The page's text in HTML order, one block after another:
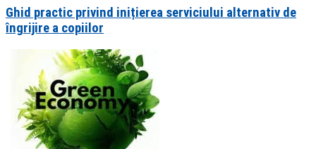
Ghid practic privind inițierea serviciului alternativ de
îngrijire a copiilor